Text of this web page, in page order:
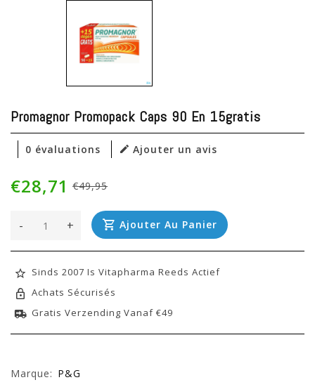
Promagnor Promopack Caps 90 En 15gratis
0 évaluations Ajouter un avis
€49,95
€28,71
+
- Ajouter Au Panier
Sinds 2007 Is Vitapharma Reeds Actief
Achats Sécurisés
Gratis Verzending Vanaf €49
Marque: P&G